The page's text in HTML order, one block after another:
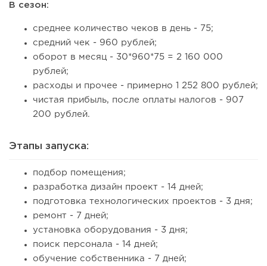
В сезон:
среднее количество чеков в день - 75;
средний чек - 960 рублей;
оборот в месяц - 30*960*75 = 2 160 000
рублей;
расходы и прочее - примерно 1 252 800 рублей;
чистая прибыль, после оплаты налогов - 907
200 рублей.
Этапы запуска:
подбор помещения;
разработка дизайн проект - 14 дней;
подготовка технологических проектов - 3 дня;
ремонт - 7 дней;
установка оборудования - 3 дня;
поиск персонала - 14 дней;
обучение собственника - 7 дней;